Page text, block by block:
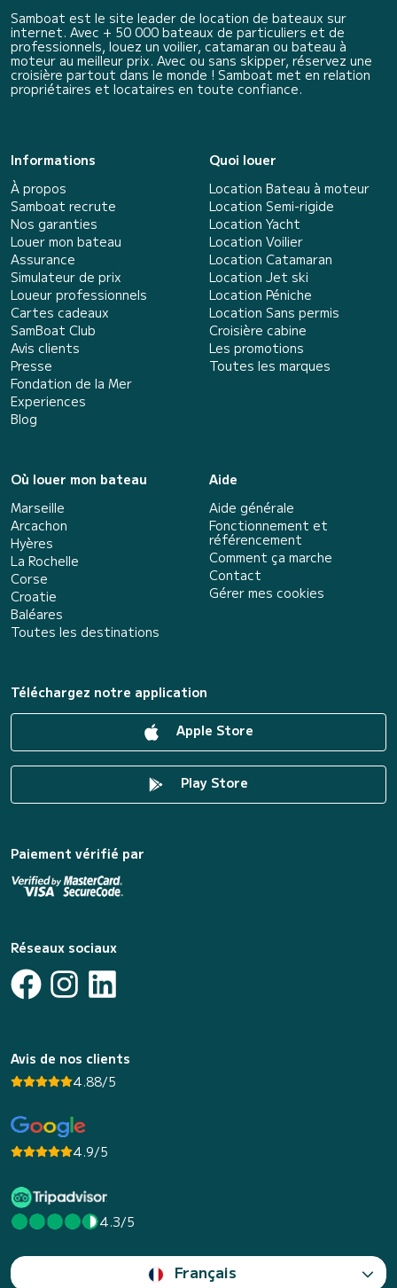
Samboat est le site leader de location de bateaux sur
internet. Avec + 50 000 bateaux de particuliers et de
professionnels, louez un voilier, catamaran ou bateau à
moteur au meilleur prix. Avec ou sans skipper, réservez une
croisière partout dans le monde ! Samboat met en relation
propriétaires et locataires en toute confiance.
Informations
À propos
Samboat recrute
Nos garanties
Louer mon bateau
Assurance
Simulateur de prix
Loueur professionnels
Cartes cadeaux
SamBoat Club
Avis clients
Presse
Fondation de la Mer
Experiences
Blog
Quoi louer
Location Bateau à moteur
Location Semi-rigide
Location Yacht
Location Voilier
Location Catamaran
Location Jet ski
Location Péniche
Location Sans permis
Croisière cabine
Les promotions
Toutes les marques
Où louer mon bateau
Marseille
Arcachon
Hyères
La Rochelle
Corse
Croatie
Baléares
Toutes les destinations
Aide
Aide générale
Fonctionnement et
référencement
Comment ça marche
Contact
Gérer mes cookies
Téléchargez notre application
Apple Store
Play Store
Paiement vérifié par
Réseaux sociaux
Avis de nos clients
4.88/5
4.9/5
4.3/5
Français